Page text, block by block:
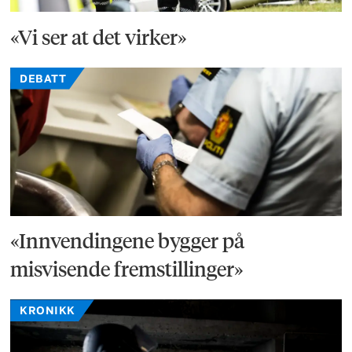
«Vi ser at det virker»
DEBATT
«Innvendingene bygger på
misvisende fremstillinger»
KRONIKK